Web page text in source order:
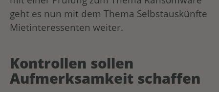
geht es nun mit dem Thema Selbstauskünfte
Mietinteressenten weiter.
Kontrollen sollen
Aufmerksamkeit schaffen